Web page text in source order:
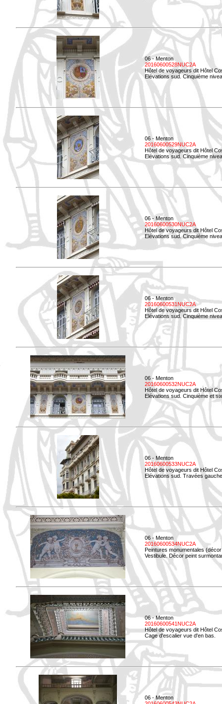
06 - Menton
20160600528NUC2A
Hôtel de voyageurs dit Hôtel
Elévations sud. Cinquième
06 - Menton
20160600529NUC2A
Hôtel de voyageurs dit Hôtel
Elévations sud. Cinquième
06 - Menton
20160600530NUC2A
Hôtel de voyageurs dit Hôtel
Elévations sud. Cinquième
06 - Menton
20160600531NUC2A
Hôtel de voyageurs dit Hôtel
Elévations sud. Cinquième
06 - Menton
20160600532NUC2A
Hôtel de voyageurs dit Hôtel
Elévations sud. Cinquième et
06 - Menton
20160600533NUC2A
Hôtel de voyageurs dit Hôtel
Elévations sud. Travées
06 - Menton
20160600534NUC2A
Peintures monumentales
Vestibule. Décor peint
06 - Menton
20160600541NUC2A
Hôtel de voyageurs dit Hôtel
Cage d'escalier vue d'en bas.
06 - Menton